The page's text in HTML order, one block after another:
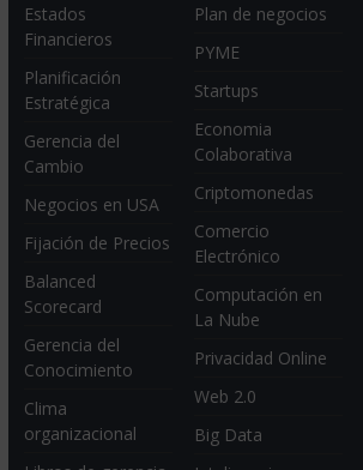
Estados
Financieros
Planificación
Estratégica
Gerencia del
Cambio
Negocios en USA
Fijación de Precios
Balanced
Scorecard
Gerencia del
Conocimiento
Clima
organizacional
Plan de negocios
PYME
Startups
Economia
Colaborativa
Criptomonedas
Comercio
Electrónico
Computación en
La Nube
Privacidad Online
Web 2.0
Big Data